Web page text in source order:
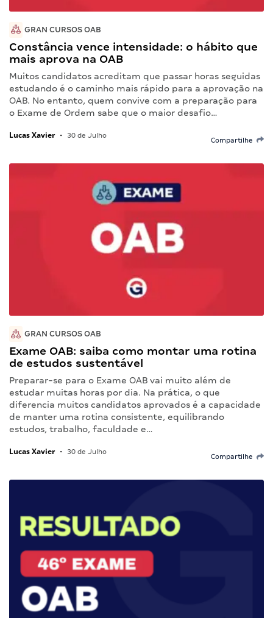
GRAN CURSOS OAB
Constância vence intensidade: o hábito que
mais aprova na OAB
Muitos candidatos acreditam que passar horas seguidas
estudando é o caminho mais rápido para a aprovação na
OAB. No entanto, quem convive com a preparação para
o Exame de Ordem sabe que o maior desafio…
Lucas Xavier • 30 de Julho
Compartilhe
GRAN CURSOS OAB
Exame OAB: saiba como montar uma rotina
de estudos sustentável
Preparar-se para o Exame OAB vai muito além de
estudar muitas horas por dia. Na prática, o que
diferencia muitos candidatos aprovados é a capacidade
de manter uma rotina consistente, equilibrando
estudos, trabalho, faculdade e…
Lucas Xavier • 30 de Julho
Compartilhe